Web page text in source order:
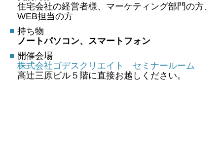
住宅会社の経営者様、マーケティング部門の方、
WEB担当の方
持ち物
ノートパソコン、スマートフォン
開催会場
株式会社ゴデスクリエイト セミナールーム
高辻三原ビル５階に直接お越しください。